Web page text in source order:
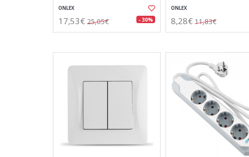
ONLEX
17,53€ 25,05€ - 30%
ONLEX
8,28€ 11,83€